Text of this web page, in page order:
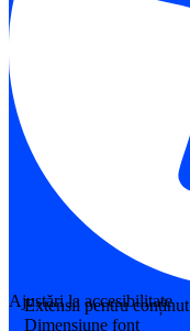
Ajustări la accesibilitate
Extensii pentru conținut
Dimensiune font